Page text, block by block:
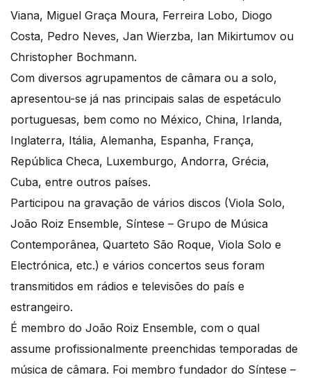
Viana, Miguel Graça Moura, Ferreira Lobo, Diogo
Costa, Pedro Neves, Jan Wierzba, Ian Mikirtumov ou
Christopher Bochmann.
Com diversos agrupamentos de câmara ou a solo,
apresentou-se já nas principais salas de espetáculo
portuguesas, bem como no México, China, Irlanda,
Inglaterra, Itália, Alemanha, Espanha, França,
República Checa, Luxemburgo, Andorra, Grécia,
Cuba, entre outros países.
Participou na gravação de vários discos (Viola Solo,
João Roiz Ensemble, Síntese – Grupo de Música
Contemporânea, Quarteto São Roque, Viola Solo e
Electrónica, etc.) e vários concertos seus foram
transmitidos em rádios e televisões do país e
estrangeiro.
É membro do João Roiz Ensemble, com o qual
assume profissionalmente preenchidas temporadas de
música de câmara. Foi membro fundador do Síntese –